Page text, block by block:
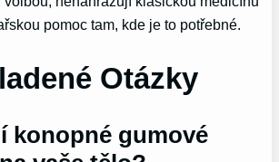
pomoc tam, kde je to potřebné.
Otázky
konopné gumové